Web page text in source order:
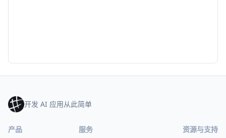
开发 AI 应用从此简单
产品 服务 资源与支持